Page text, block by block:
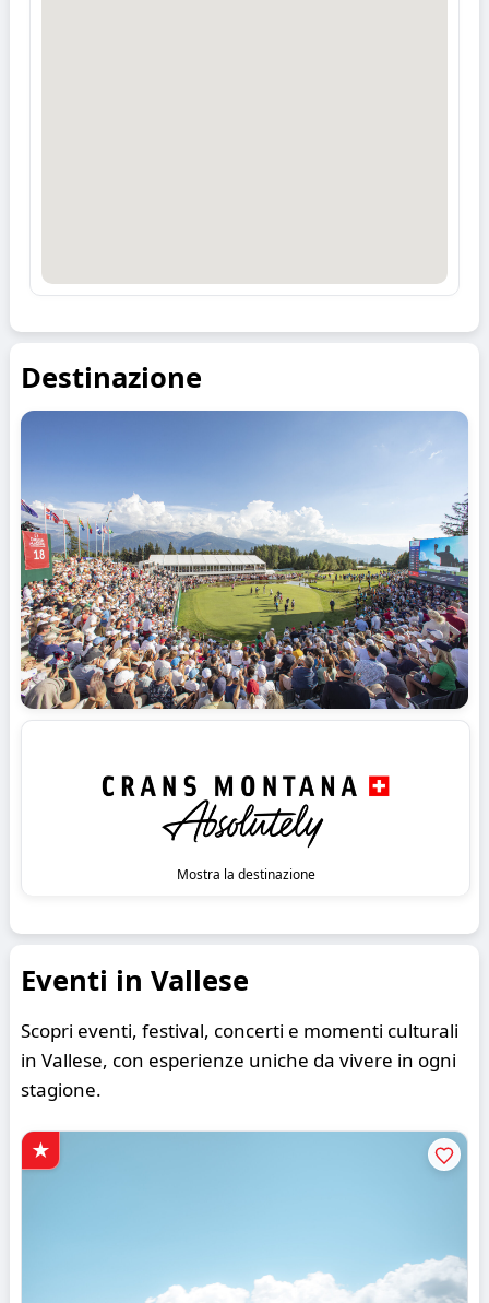
Destinazione
Mostra la destinazione
Eventi in Vallese
Scopri eventi, festival, concerti e momenti culturali
in Vallese, con esperienze uniche da vivere in ogni
stagione.